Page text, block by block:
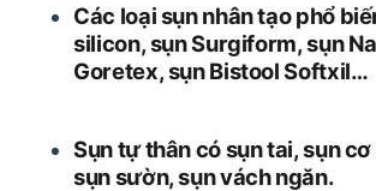
Các loại sụn nhân tạo phổ
silicon, sụn Surgiform, sụn
Goretex, sụn Bistool Softxil…
Sụn tự thân có sụn tai, sụn
sụn sườn, sụn vách ngăn.